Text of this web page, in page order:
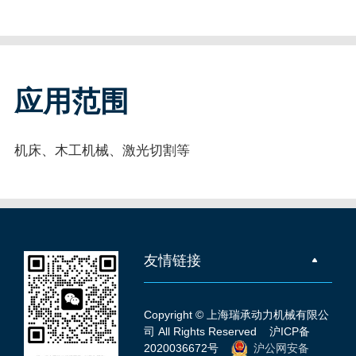
应用范围
机床、木工机械、激光切割等
友情链接
Copyright © 上海瑞承动力机械有限公
司 All Rights Reserved沪ICP备
2020036672号
沪公网安备